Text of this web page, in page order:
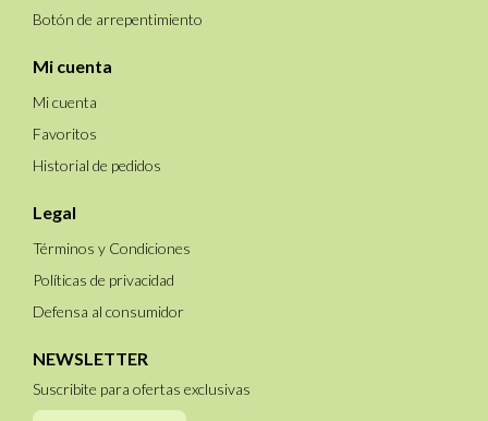
Botón de arrepentimiento
Mi cuenta
Mi cuenta
Favoritos
Historial de pedidos
Legal
Términos y Condiciones
Políticas de privacidad
Defensa al consumidor
NEWSLETTER
Suscribite para ofertas exclusivas